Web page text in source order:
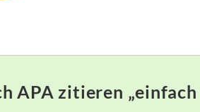
APA zitieren